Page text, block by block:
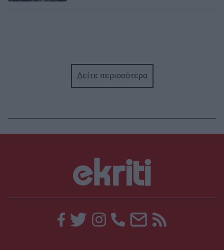
Δείτε περισσότερα